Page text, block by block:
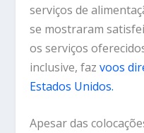
serviços de
se mostraram
os serviços
inclusive, fazvoos
Estados Unidos.
Apesar das